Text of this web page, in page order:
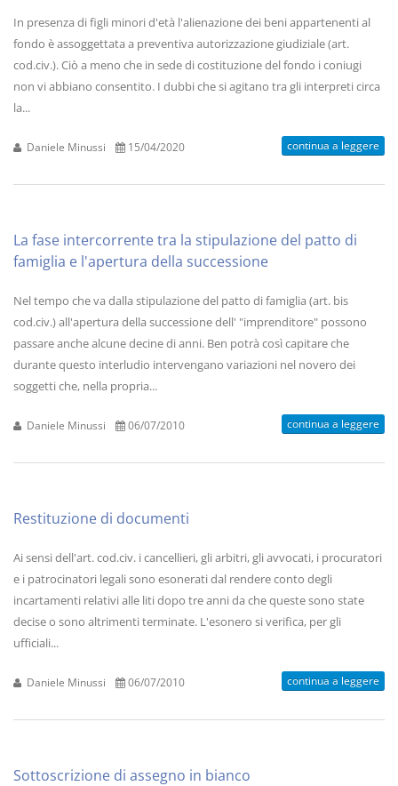
In presenza di figli minori d'età l'alienazione dei beni appartenenti al
fondo è assoggettata a preventiva autorizzazione giudiziale (art.
cod.civ.). Ciò a meno che in sede di costituzione del fondo i coniugi
non vi abbiano consentito. I dubbi che si agitano tra gli interpreti circa
la...
Daniele Minussi 15/04/2020 continua a leggere
La fase intercorrente tra la stipulazione del patto di
famiglia e l'apertura della successione
Nel tempo che va dalla stipulazione del patto di famiglia (art. bis
cod.civ.) all'apertura della successione dell' "imprenditore" possono
passare anche alcune decine di anni. Ben potrà così capitare che
durante questo interludio intervengano variazioni nel novero dei
soggetti che, nella propria...
Daniele Minussi 06/07/2010 continua a leggere
Restituzione di documenti
Ai sensi dell'art. cod.civ. i cancellieri, gli arbitri, gli avvocati, i procuratori
e i patrocinatori legali sono esonerati dal rendere conto degli
incartamenti relativi alle liti dopo tre anni da che queste sono state
decise o sono altrimenti terminate. L'esonero si verifica, per gli
ufficiali...
Daniele Minussi 06/07/2010 continua a leggere
Sottoscrizione di assegno in bianco